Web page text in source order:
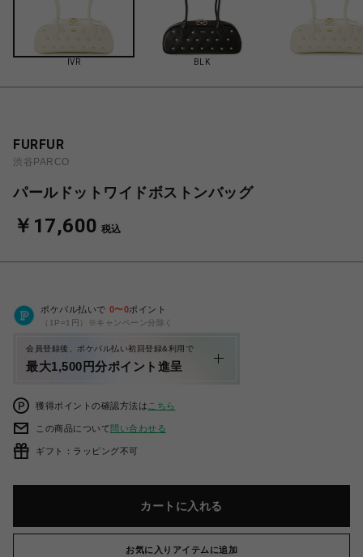
IVR BLK
FURFUR
渋谷PARCO
パールドットワイドボストンバッグ
￥17,600 税込
ポケパル払いで 0〜0ポイント
（1P=1円）※キャンペーン分除く
会員登録後、ポケパル払い初回登録&利用で
最大1,500円分ポイント進呈
獲得ポイントの確認方法は こちら
この商品について問い合わせる
ギフト：ラッピング不可
カートに入れる
お気に入りアイテムに追加